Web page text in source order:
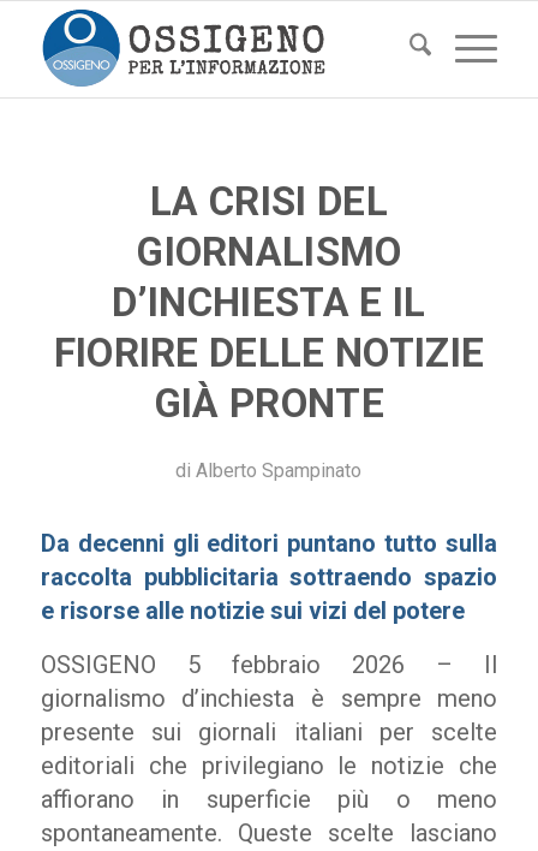
LA CRISI DEL
GIORNALISMO
D’INCHIESTA E IL
FIORIRE DELLE NOTIZIE
GIÀ PRONTE
diAlberto Spampinato
Da decenni gli editori puntano tutto sulla
raccolta pubblicitaria sottraendo spazio
e risorse alle notizie sui vizi del potere
OSSIGENO 5 febbraio 2026 – Il
giornalismo d’inchiesta è sempre meno
presente sui giornali italiani per scelte
editoriali che privilegiano le notizie che
affiorano in superficie più o meno
spontaneamente. Queste scelte lasciano